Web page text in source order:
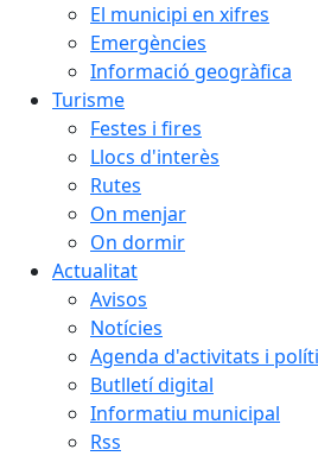
El municipi en xifres
Emergències
Informació geogràfica
Turisme
Festes i fires
Llocs d'interès
Rutes
On menjar
On dormir
Actualitat
Avisos
Notícies
Agenda d'activitats i
Butlletí digital
Informatiu municipal
Rss